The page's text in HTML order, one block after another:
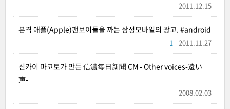
2011.12.15
본격 애플(Apple)팬보이들을 까는 삼성모바일의 광고. #android
2011.11.27
1
신카이 마코토가 만든 信濃毎日新聞 CM - Other voices-遠い
声-
2008.02.03